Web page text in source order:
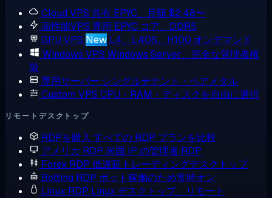
Cloud VPS 共有 EPYC、月額 $2.48〜
高性能VPS 専用 EPYC コア、DDR5
GPU VPS New L4、L40S、H100 オンデマンド
Windows VPS Windows Server、完全な管理者権
限
専用サーバー シングルテナント・ベアメタル
Custom VPS CPU・RAM・ディスクを自由に選択
リモートデスクトップ
RDPを購入 すべての RDP プランを比較
アメリカ RDP 米国 IP の管理者 RDP
Forex RDP 低遅延トレーディングデスクトップ
Botting RDP ボット稼働のため常時オン
Linux RDP Linux デスクトップ、リモート